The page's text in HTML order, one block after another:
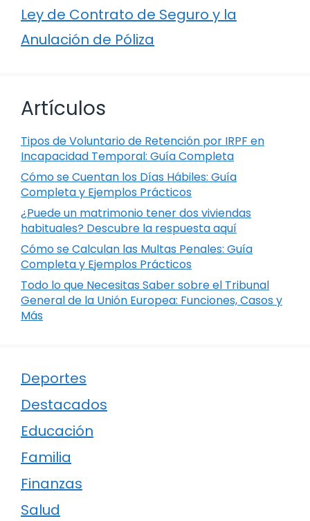
Ley de Contrato de Seguro y la
Anulación de Póliza
Artículos
Tipos de Voluntario de Retención por IRPF en
Incapacidad Temporal: Guía Completa
Cómo se Cuentan los Días Hábiles: Guía
Completa y Ejemplos Prácticos
¿Puede un matrimonio tener dos viviendas
habituales? Descubre la respuesta aquí
Cómo se Calculan las Multas Penales: Guía
Completa y Ejemplos Prácticos
Todo lo que Necesitas Saber sobre el Tribunal
General de la Unión Europea: Funciones, Casos y
Más
Deportes
Destacados
Educación
Familia
Finanzas
Salud